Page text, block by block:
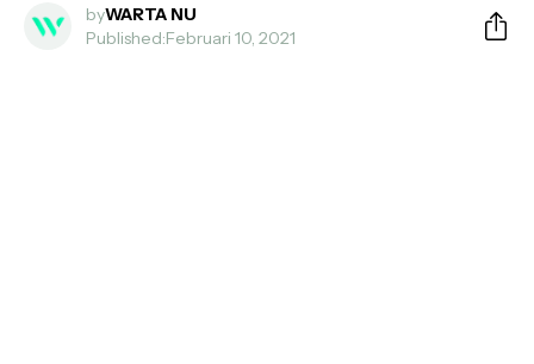
byWARTA NU
Published:Februari 10, 2021